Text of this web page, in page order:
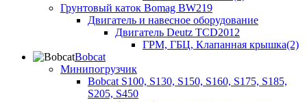
Грунтовый каток Bomag BW219
Двигатель и навесное оборудование
Двигатель Deutz TCD2012
ГРМ, ГБЦ, Клапанная крышка(2)
Bobcat
Минипогрузчик
Bobcat S100, S130, S150, S160, S175, S185,
S205, S450